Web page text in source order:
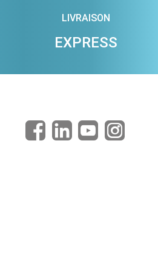
LIVRAISON
EXPRESS